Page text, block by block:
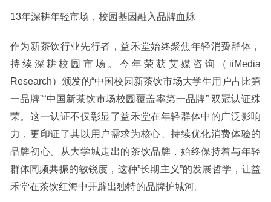
13年深耕年轻市场，校园基因融入品牌血脉
作为新茶饮行业先行者，益禾堂始终聚焦年轻消费群体，
持续深耕校园市场。今年荣获艾媒咨询（iiMedia
Research）颁发的“中国校园新茶饮市场大学生用户占比第
一品牌”“中国新茶饮市场校园覆盖率第一品牌” 双冠认证殊
荣。这一认证不仅彰显了益禾堂在年轻群体中的广泛影响
力，更印证了其以用户需求为核心、持续优化消费体验的
品牌初心。从大学城走出的茶饮品牌，始终保持着与年轻
群体同频共振的敏锐度，这种”长期主义”的发展哲学，让益
禾堂在茶饮红海中开辟出独特的品牌护城河。